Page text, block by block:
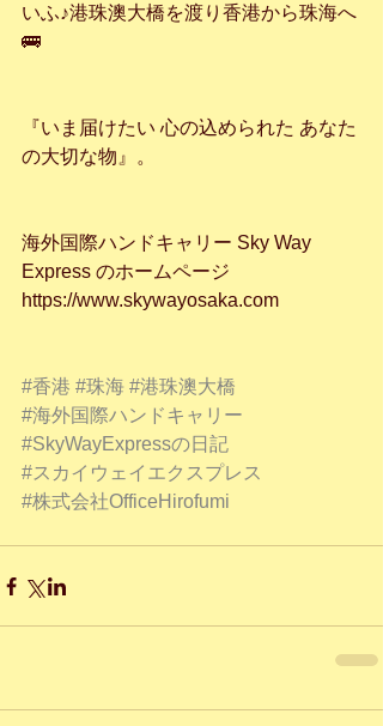
いふ♪港珠澳大橋を渡り香港から珠海へ
🚌
『いま届けたい 心の込められた あなた
の大切な物』。
海外国際ハンドキャリー Sky Way
Express のホームページ
https://www.skywayosaka.com
#香港 #珠海 #港珠澳大橋
#海外国際ハンドキャリー
#SkyWayExpressの日記
#スカイウェイエクスプレス
#株式会社OfficeHirofumi